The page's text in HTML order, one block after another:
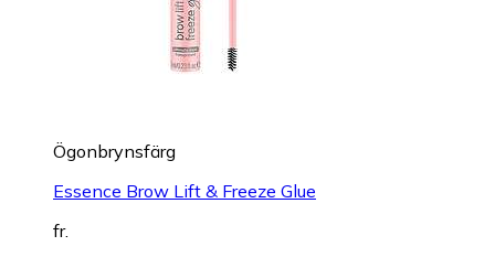
Ögonbrynsfärg
Essence Brow Lift & Freeze Glue
fr.